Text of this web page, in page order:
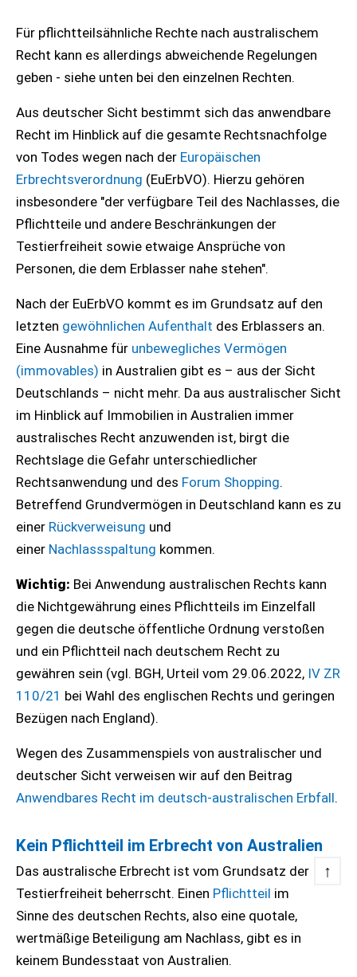
Für pflichtteilsähnliche Rechte nach australischem
Recht kann es allerdings abweichende Regelungen
geben - siehe unten bei den einzelnen Rechten.
Aus deutscher Sicht bestimmt sich das anwendbare
Recht im Hinblick auf die gesamte Rechtsnachfolge
von Todes wegen nach der Europäischen
Erbrechtsverordnung (EuErbVO). Hierzu gehören
insbesondere "der verfügbare Teil des Nachlasses, die
Pflichtteile und andere Beschränkungen der
Testierfreiheit sowie etwaige Ansprüche von
Personen, die dem Erblasser nahe stehen".
Nach der EuErbVO kommt es im Grundsatz auf den
letzten gewöhnlichen Aufenthalt des Erblassers an.
Eine Ausnahme für unbewegliches Vermögen
(immovables) in Australien gibt es – aus der Sicht
Deutschlands – nicht mehr. Da aus australischer Sicht
im Hinblick auf Immobilien in Australien immer
australisches Recht anzuwenden ist, birgt die
Rechtslage die Gefahr unterschiedlicher
Rechtsanwendung und des Forum Shopping.
Betreffend Grundvermögen in Deutschland kann es zu
einer Rückverweisung und
einer Nachlassspaltung kommen.
Wichtig: Bei Anwendung australischen Rechts kann
die Nichtgewährung eines Pflichtteils im Einzelfall
gegen die deutsche öffentliche Ordnung verstoßen
und ein Pflichtteil nach deutschem Recht zu
gewähren sein (vgl. BGH, Urteil vom 29.06.2022, IV ZR
110/21 bei Wahl des englischen Rechts und geringen
Bezügen nach England).
Wegen des Zusammenspiels von australischer und
deutscher Sicht verweisen wir auf den Beitrag
Anwendbares Recht im deutsch-australischen Erbfall.
Kein Pflichtteil im Erbrecht von Australien
↑
Das australische Erbrecht ist vom Grundsatz der
Testierfreiheit beherrscht. Einen Pflichtteil im
Sinne des deutschen Rechts, also eine quotale,
wertmäßige Beteiligung am Nachlass, gibt es in
keinem Bundesstaat von Australien.